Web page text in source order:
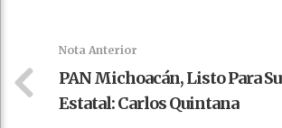
Nota Anterior
PAN Michoacán, Listo Para
Estatal: Carlos Quintana